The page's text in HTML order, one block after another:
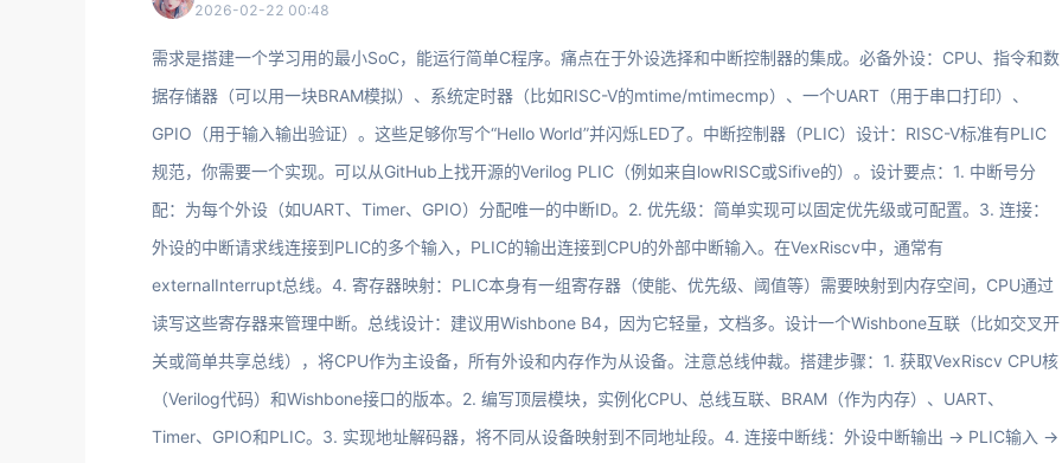
2026-02-22 00:48
需求是搭建一个学习用的最小SoC，能运行简单C程序。痛点在于外设选择和中断控制器的集成。必备外设：CPU、指令和数
据存储器（可以用一块BRAM模拟）、系统定时器（比如RISC-V的mtime/mtimecmp）、一个UART（用于串口打印）、
GPIO（用于输入输出验证）。这些足够你写个“Hello World”并闪烁LED了。中断控制器（PLIC）设计：RISC-V标准有PLIC
规范，你需要一个实现。可以从GitHub上找开源的Verilog PLIC（例如来自lowRISC或Sifive的）。设计要点：1. 中断号分
配：为每个外设（如UART、Timer、GPIO）分配唯一的中断ID。2. 优先级：简单实现可以固定优先级或可配置。3. 连接：
外设的中断请求线连接到PLIC的多个输入，PLIC的输出连接到CPU的外部中断输入。在VexRiscv中，通常有
externalInterrupt总线。4. 寄存器映射：PLIC本身有一组寄存器（使能、优先级、阈值等）需要映射到内存空间，CPU通过
读写这些寄存器来管理中断。总线设计：建议用Wishbone B4，因为它轻量，文档多。设计一个Wishbone互联（比如交叉开
关或简单共享总线），将CPU作为主设备，所有外设和内存作为从设备。注意总线仲裁。搭建步骤：1. 获取VexRiscv CPU核
（Verilog代码）和Wishbone接口的版本。2. 编写顶层模块，实例化CPU、总线互联、BRAM（作为内存）、UART、
Timer、GPIO和PLIC。3. 实现地址解码器，将不同从设备映射到不同地址段。4. 连接中断线：外设中断输出 -> PLIC输入 ->